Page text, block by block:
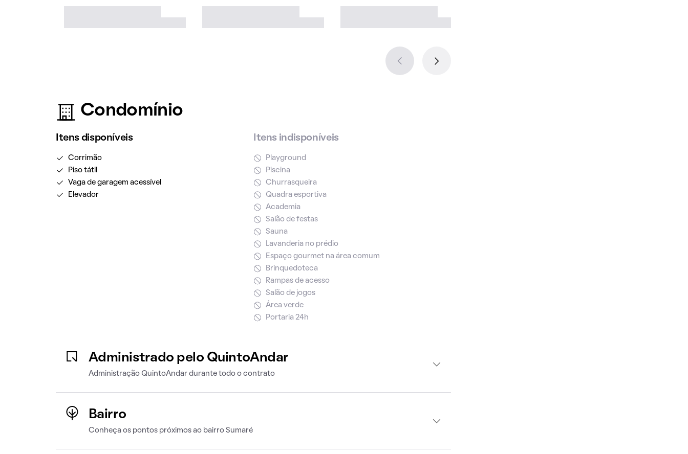
Condomínio
Itens disponíveis
Corrimão
Piso tátil
Vaga de garagem acessível
Elevador
Itens indisponíveis
Playground
Piscina
Churrasqueira
Quadra esportiva
Academia
Salão de festas
Sauna
Lavanderia no prédio
Espaço gourmet na área comum
Brinquedoteca
Rampas de acesso
Salão de jogos
Área verde
Portaria 24h
Administrado pelo QuintoAndar
Administração QuintoAndar durante todo o contrato
Bairro
Conheça os pontos próximos ao bairro Sumaré